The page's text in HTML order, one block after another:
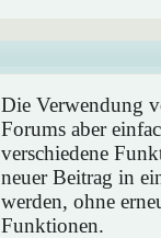
Die Verwendung
Forums aber
verschiedene
neuer Beitrag in
werden, ohne
Funktionen.